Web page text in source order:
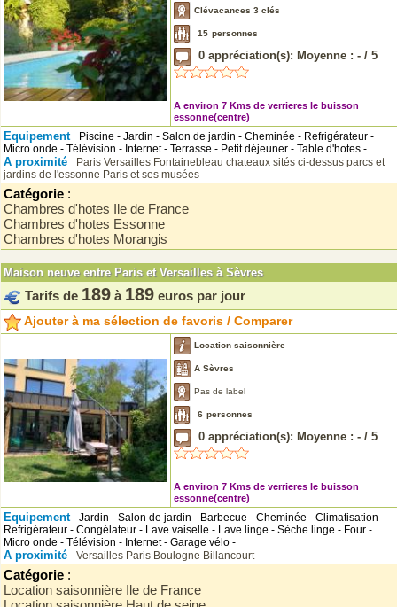
Clévacances 3 clés
15 personnes
0 appréciation(s): Moyenne : - / 5
A environ 7 Kms de verrieres le buisson
essonne(centre)
Equipement
Piscine - Jardin - Salon de jardin - Cheminée - Refrigérateur -
Micro onde - Télévision - Internet - Terrasse - Petit déjeuner - Table d'hotes -
A proximité Paris Versailles Fontainebleau chateaux sités ci-dessus parcs et
jardins de l'essonne Paris et ses musées
Catégorie :
Chambres d'hotes Ile de France
Chambres d'hotes Essonne
Chambres d'hotes Morangis
Maison neuve entre Paris et Versailles à Sèvres
Tarifs de 189 à 189 euros par jour
Ajouter à ma sélection de favoris / Comparer
Location saisonnière
A Sèvres
Pas de label
6 personnes
0 appréciation(s): Moyenne : - / 5
A environ 7 Kms de verrieres le buisson
essonne(centre)
Equipement
Jardin - Salon de jardin - Barbecue - Cheminée - Climatisation -
Refrigérateur - Congélateur - Lave vaiselle - Lave linge - Sèche linge - Four -
Micro onde - Télévision - Internet - Garage vélo -
A proximité Versailles Paris Boulogne Billancourt
Catégorie :
Location saisonnière Ile de France